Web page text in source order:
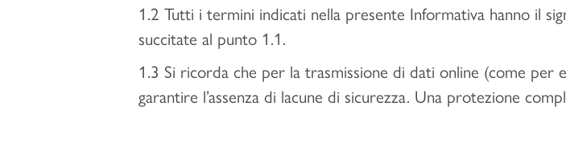
1.2 Tutti i termini indicati nella presente Informativa hanno il
succitate al punto 1.1.
1.3 Si ricorda che per la trasmissione di dati online (come per
garantire l’assenza di lacune di sicurezza. Una protezione